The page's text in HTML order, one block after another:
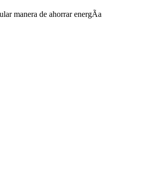
manera de ahorrar energÃ­a